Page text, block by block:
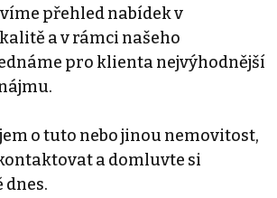
přehled nabídek v
a v rámci našeho
pro klienta nejvýhodnější
o tuto nebo jinou nemovitost,
a domluvte si